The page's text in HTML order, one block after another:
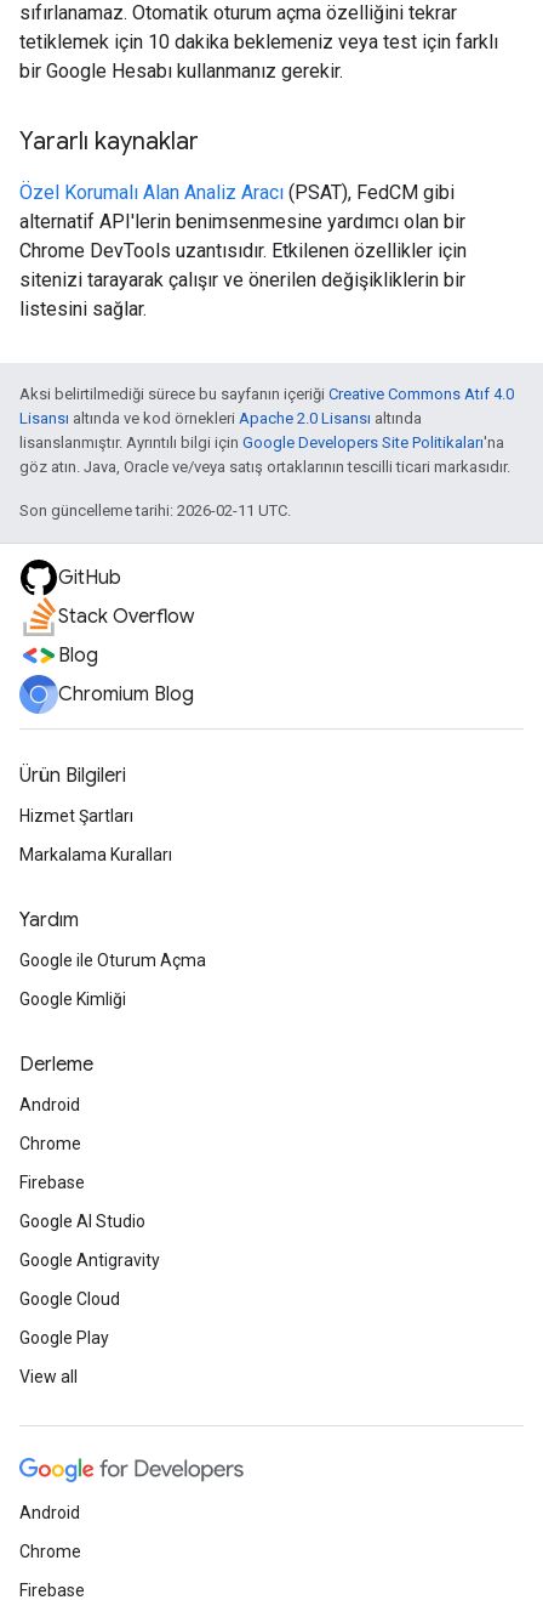
sıfırlanamaz. Otomatik oturum açma özelliğini tekrar
tetiklemek için 10 dakika beklemeniz veya test için farklı
bir Google Hesabı kullanmanız gerekir.
Yararlı kaynaklar
Özel Korumalı Alan Analiz Aracı (PSAT), FedCM gibi
alternatif API'lerin benimsenmesine yardımcı olan bir
Chrome DevTools uzantısıdır. Etkilenen özellikler için
sitenizi tarayarak çalışır ve önerilen değişikliklerin bir
listesini sağlar.
Aksi belirtilmediği sürece bu sayfanın içeriği Creative Commons Atıf 4.0
Lisansı altında ve kod örnekleri Apache 2.0 Lisansı altında
lisanslanmıştır. Ayrıntılı bilgi için Google Developers Site Politikaları'na
göz atın. Java, Oracle ve/veya satış ortaklarının tescilli ticari markasıdır.
Son güncelleme tarihi: 2026-02-11 UTC.
GitHub
Stack Overflow
Blog
Chromium Blog
Ürün Bilgileri
Hizmet Şartları
Markalama Kuralları
Yardım
Google ile Oturum Açma
Google Kimliği
Derleme
Android
Chrome
Firebase
Google AI Studio
Google Antigravity
Google Cloud
Google Play
View all
Android
Chrome
Firebase